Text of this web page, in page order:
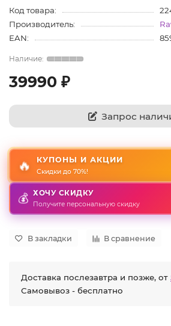
Код товара:
Производитель:
EAN:
39990 ₽
Запрос
🔥 КУПОНЫ И АКЦИИ
Скидки до 70%!
💰 ХОЧУ СКИДКУ
Получите персональную скидку
В закладки В сравнение
Доставка послезавтра и позже, от
Самовывоз - бесплатно